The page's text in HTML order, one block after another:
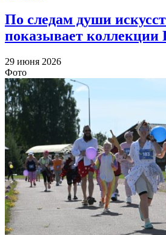
По следам души
показывает
29 июня 2026
Фото